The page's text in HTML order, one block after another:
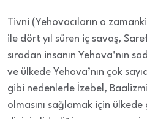
Tivni (Yehovacıların o
ile dört yıl süren iç savaş,
sıradan insanın Yehova’nın
ve ülkede Yehova’nın çok
gibi nedenlerle İzebel,
olmasını sağlamak için